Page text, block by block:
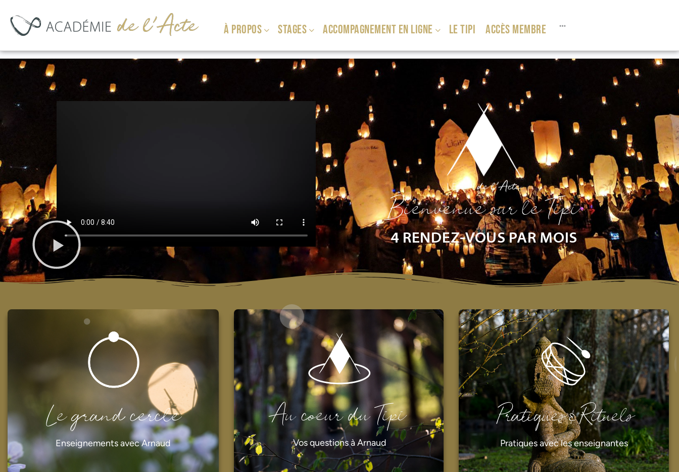
À PROPOS STAGES ACCOMPAGNEMENT EN LIGNE LE TIPI ACCÈS MEMBRE
Bienvenue sur le Tipi
4 RENDEZ-VOUS PAR MOIS
Le grand cercle
Enseignements avec Arnaud
Au coeur du Tipi
Vos questions à Arnaud
Pratiques & Rituels
Pratiques avec les enseignantes